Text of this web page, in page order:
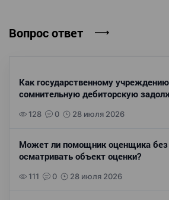
Вопрос ответ
Как государственному
сомнительную дебиторскую
128 0 28 июля 2026
Может ли помощник оценщика без
осматривать объект оценки?
111 0 28 июля 2026